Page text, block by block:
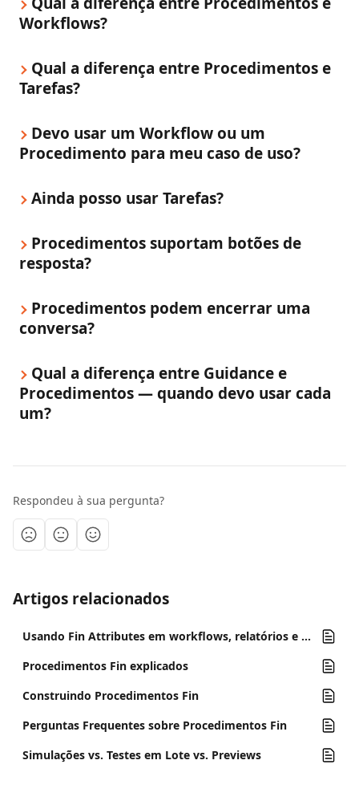
Workflows?
Qual a diferença entre Procedimentos e
Tarefas?
Devo usar um Workflow ou um
Procedimento para meu caso de uso?
Ainda posso usar Tarefas?
Procedimentos suportam botões de
resposta?
Procedimentos podem encerrar uma
conversa?
Qual a diferença entre Guidance e
Procedimentos — quando devo usar cada
um?
Respondeu à sua pergunta?
Artigos relacionados
Usando Fin Attributes em workflows, relatórios e conversas
Procedimentos Fin explicados
Construindo Procedimentos Fin
Perguntas Frequentes sobre Procedimentos Fin
Simulações vs. Testes em Lote vs. Previews